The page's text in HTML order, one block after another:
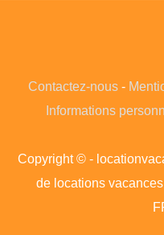
Contactez-nous-
Informations
Copyright © -
de locations